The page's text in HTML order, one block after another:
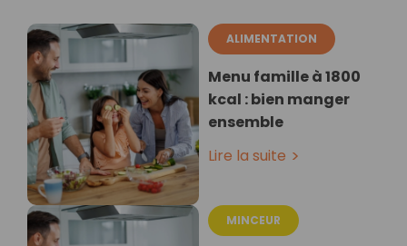
ALIMENTATION
Menu famille à 1800
kcal : bien manger
ensemble
Lire la suite
MINCEUR